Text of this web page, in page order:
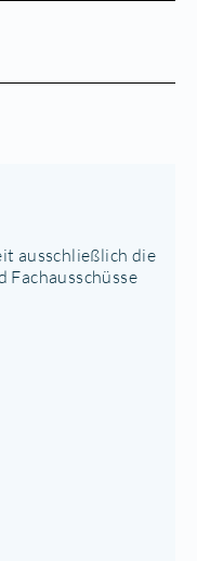
ausschließlich die
Fachausschüsse